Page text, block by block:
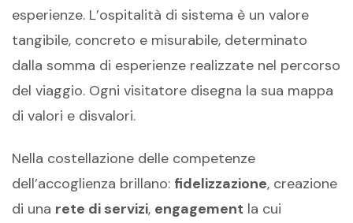
esperienze. L’ospitalità di sistema è un valore
tangibile, concreto e misurabile, determinato
dalla somma di esperienze realizzate nel percorso
del viaggio. Ogni visitatore disegna la sua mappa
di valori e disvalori.
Nella costellazione delle competenze
dell’accoglienza brillano: fidelizzazione, creazione
di una rete di servizi, engagement la cui